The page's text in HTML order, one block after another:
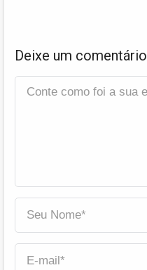
Deixe um comentário